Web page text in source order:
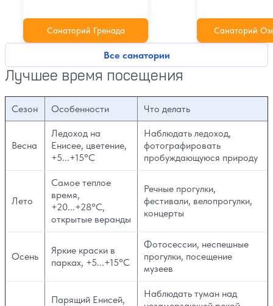
Все санатории
Санаторий Гренада Санаторий
Лучшее время посещения
Сезон Особенности Что делать
Весна
Ледоход на
Енисее, цветение,
+5...+15°C
Наблюдать ледоход,
фотографировать
пробуждающуюся природу
Лето
Самое теплое
время,
+20...+28°C,
открытые веранды
Речные прогулки,
фестивали, велопрогулки,
концерты
Осень
Яркие краски в
парках, +5...+15°C
Фотосессии, неспешные
прогулки, посещение
музеев
Парящий Енисей,
Наблюдать туман над